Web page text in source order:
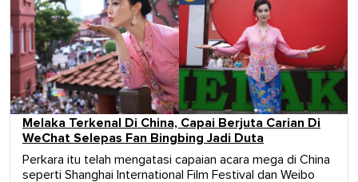
Melaka Terkenal Di China, Capai Berjuta Carian Di
WeChat Selepas Fan Bingbing Jadi Duta
Perkara itu telah mengatasi capaian acara mega di China
seperti Shanghai International Film Festival dan Weibo